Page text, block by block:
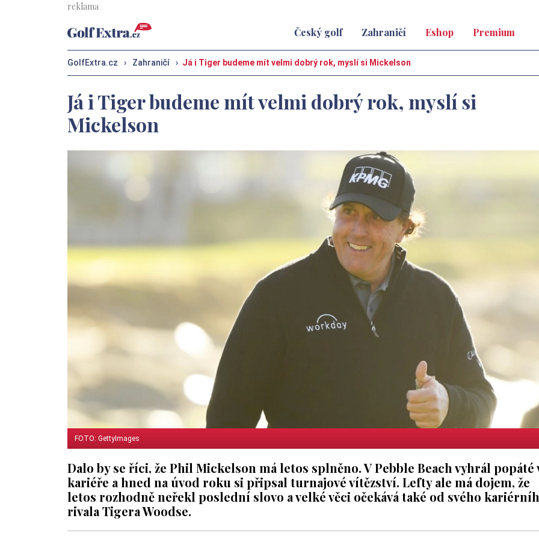
Český golf Zahraničí Eshop Premium
GolfExtra.cz › Zahraničí › Já i Tiger budeme mít velmi dobrý rok, myslí si Mickelson
Já i Tiger budeme mít velmi dobrý rok, myslí si
Mickelson
FOTO: GettyImages
Dalo by se říci, že Phil Mickelson má letos splněno. V Pebble Beach vyhrál popáté
kariéře a hned na úvod roku si připsal turnajové vítězství. Lefty ale má dojem, že
letos rozhodně neřekl poslední slovo a velké věci očekává také od svého
rivala Tigera Woodse.